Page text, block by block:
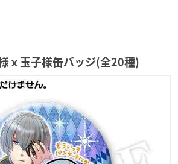
ｘ玉子様缶バッジ(全20種)